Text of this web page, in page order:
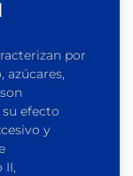
por
azúcares,
efecto
y
II,